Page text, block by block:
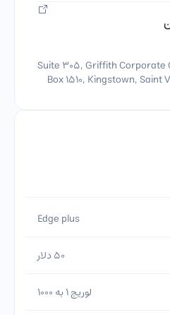
Suite 305, Griffith Corporate
Box 1510, Kingstown,
Edge plus
50 دلار
لوریج 1 به 1000